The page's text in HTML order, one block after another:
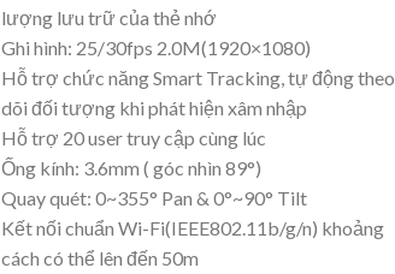
lượng lưu trữ của thẻ nhớ
Ghi hình: 25/30fps 2.0M(1920×1080)
Hỗ trợ chức năng Smart Tracking, tự động theo
dõi đối tượng khi phát hiện xâm nhập
Hỗ trợ 20 user truy cập cùng lúc
Ống kính: 3.6mm ( góc nhìn 89°)
Quay quét: 0~355° Pan & 0°~90° Tilt
Kết nối chuẩn Wi-Fi(IEEE802.11b/g/n) khoảng
cách có thể lên đến 50m